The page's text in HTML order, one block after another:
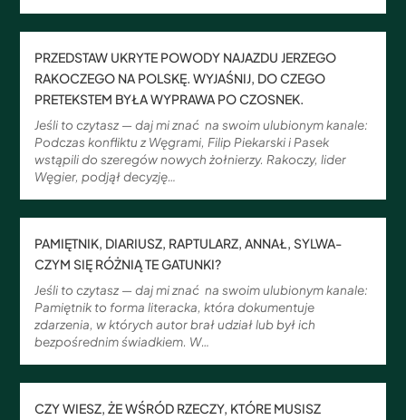
PRZEDSTAW UKRYTE POWODY NAJAZDU JERZEGO
RAKOCZEGO NA POLSKĘ. WYJAŚNIJ, DO CZEGO
PRETEKSTEM BYŁA WYPRAWA PO CZOSNEK.
Jeśli to czytasz — daj mi znać na swoim ulubionym kanale:
Podczas konfliktu z Węgrami, Filip Piekarski i Pasek
wstąpili do szeregów nowych żołnierzy. Rakoczy, lider
Węgier, podjął decyzję…
PAMIĘTNIK, DIARIUSZ, RAPTULARZ, ANNAŁ, SYLWA-
CZYM SIĘ RÓŻNIĄ TE GATUNKI?
Jeśli to czytasz — daj mi znać na swoim ulubionym kanale:
Pamiętnik to forma literacka, która dokumentuje
zdarzenia, w których autor brał udział lub był ich
bezpośrednim świadkiem. W…
CZY WIESZ, ŻE WŚRÓD RZECZY, KTÓRE MUSISZ